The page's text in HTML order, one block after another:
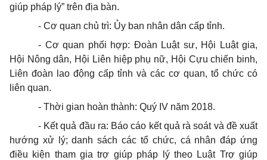
giúp pháp lý” trên địa bàn.
- Cơ quan chủ trì: Ủy ban nhân dân cấp tỉnh.
- Cơ quan phối hợp: Đoàn Luật sư, Hội Luật gia,
Hội Nông dân, Hội Liên hiệp phụ nữ, Hội Cựu chiến binh,
Liên đoàn lao động cấp tỉnh và các cơ quan, tổ chức có
liên quan.
- Thời gian hoàn thành: Quý IV năm 2018.
- Kết quả đầu ra: Báo cáo kết quả rà soát và đề xuất
hướng xử lý; danh sách các tổ chức, cá nhân đáp ứng
điều kiện tham gia trợ giúp pháp lý theo Luật Trợ giúp